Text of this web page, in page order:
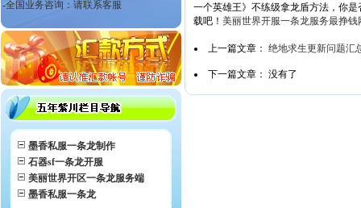
墨香私服一条龙制作
石器sf一条龙开服
美丽世界开区一条龙服务端
墨香私服一条龙
一个英雄王》不练级拿龙盾方法，你
载吧！ 美丽世界开服一条龙服务最挣钱
上一篇文章： 绝地求生更新问题汇
下一篇文章： 没有了